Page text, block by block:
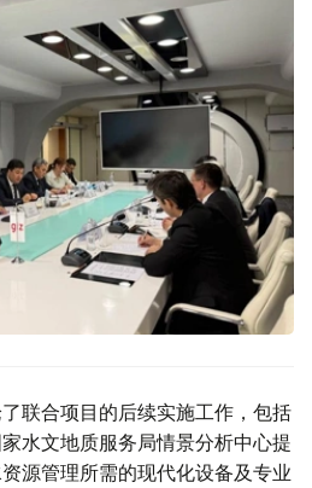
联合项目的后续实施工作，包括
水文地质服务局情景分析中心提
源管理所需的现代化设备及专业